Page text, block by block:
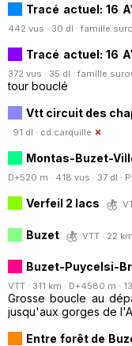
Tracé actuel: 16
442 vus · 30 dl ·
Tracé actuel: 16
372 vus · 35 dl ·
tour bouclé
Vtt circuit des
· 91 dl · cd.carquille
Montas-Buzet-
D+520 m · 418 vus · 37 dl ·
Verfeil 2 lacs
Buzet VTT · 22
Buzet-Puycelsi-
VTT · 311 km · D+4580 m ·
Grosse boucle au
jusqu'aux gorges de
Entre forêt de